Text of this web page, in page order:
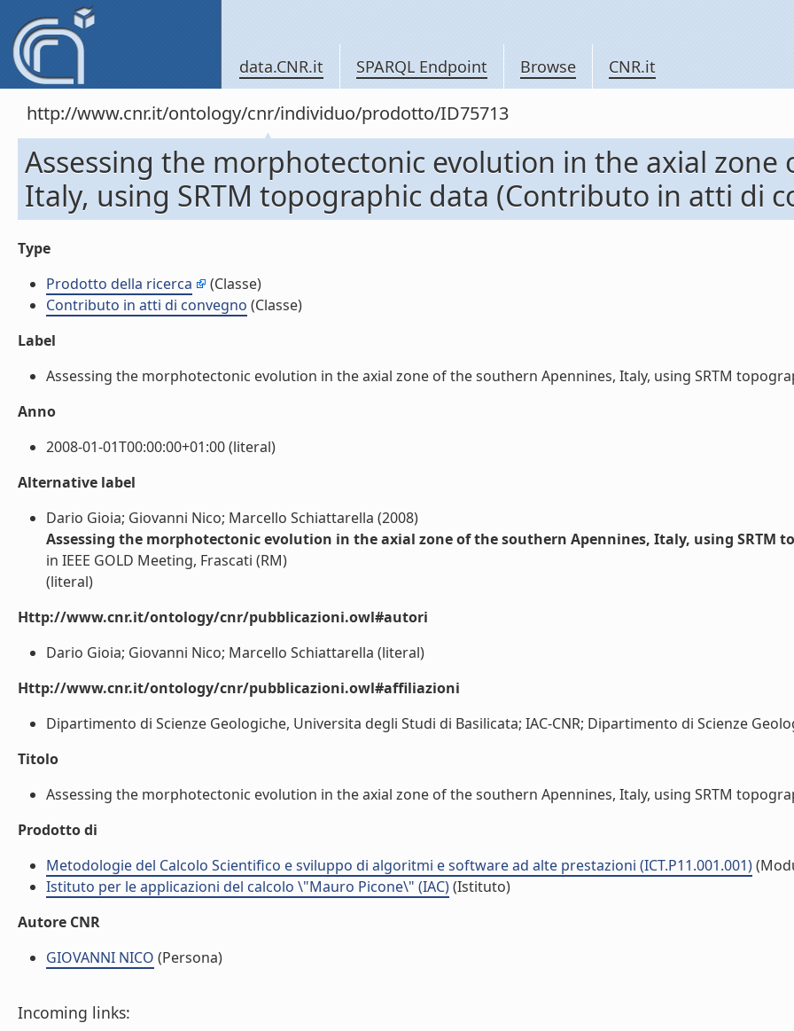
data.CNR.it SPARQL Endpoint Browse CNR.it
http://www.cnr.it/ontology/cnr/individuo/prodotto/ID75713
Assessing the morphotectonic evolution in the axial
Italy, using SRTM topographic data (Contributo in atti di
Type
Prodotto della ricerca
(Classe)
Contributo in atti di convegno (Classe)
Label
Assessing the morphotectonic evolution in the axial zone of the southern Apennines, Italy, using SRTM
Anno
2008-01-01T00:00:00+01:00 (literal)
Alternative label
Dario Gioia; Giovanni Nico; Marcello Schiattarella (2008)
Assessing the morphotectonic evolution in the axial zone of the southern Apennines, Italy, using SRTM
in IEEE GOLD Meeting, Frascati (RM)
(literal)
Http://www.cnr.it/ontology/cnr/pubblicazioni.owl#autori
Dario Gioia; Giovanni Nico; Marcello Schiattarella (literal)
Http://www.cnr.it/ontology/cnr/pubblicazioni.owl#affiliazioni
Dipartimento di Scienze Geologiche, Universita degli Studi di Basilicata; IAC-CNR; Dipartimento di Scienze
Titolo
Assessing the morphotectonic evolution in the axial zone of the southern Apennines, Italy, using SRTM
Prodotto di
Metodologie del Calcolo Scientifico e sviluppo di algoritmi e software ad alte prestazioni (ICT.P11.001.001)
Istituto per le applicazioni del calcolo \"Mauro Picone\" (IAC)(Istituto)
Autore CNR
GIOVANNI NICO (Persona)
Incoming links: